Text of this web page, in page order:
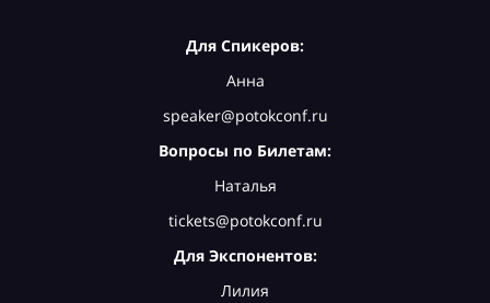
Для Спикеров:
Анна
speaker@potokconf.ru
Вопросы по Билетам:
Наталья
tickets@potokconf.ru
Для Экспонентов:
Лилия